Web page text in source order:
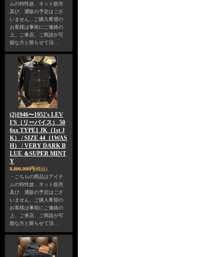
ムの特性故、ネット販売
及び、通販の予定はござ
いません。ご購入希望の
お客様は事前にご連絡の
上、ご来店、ご商談が可
能な方と限らせて頂…
(2)1946〜1952's LEV
I'S（リーバイス） 50
6xx TYPE1 JK（1st J
K） / SIZE 44（1WAS
H） / VERY DARK B
LUE ＆SUPER MINT
Y
8,800,000円(税込)
・こちらの商品はアイテ
ムの特性故、ネット販売
及び、通販の予定はござ
いません。ご購入希望の
お客様は事前にご連絡の
上、ご来店、ご商談が可
能な方と限らせて頂…